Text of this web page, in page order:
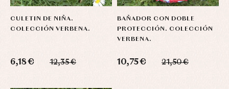
CULETIN DE NIÑA.
COLECCIÓN VERBENA.
6,18 € 12,35 €
BAÑADOR CON DOBLE
PROTECCIÓN. COLECCIÓN
VERBENA.
10,75 € 21,50 €